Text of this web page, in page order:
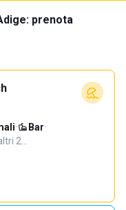
prenota
· Bar·
2…